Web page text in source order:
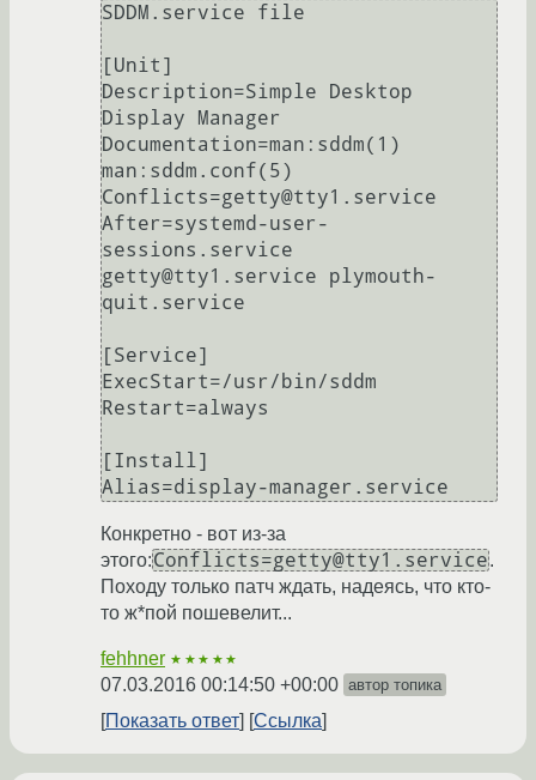
SDDM.service file
[Unit]
Description=Simple Desktop
Display Manager
Documentation=man:sddm(1)
man:sddm.conf(5)
Conflicts=getty@tty1.service
After=systemd-user-
sessions.service
getty@tty1.service plymouth-
quit.service
[Service]
ExecStart=/usr/bin/sddm
Restart=always
[Install]
Конкретно - вот из-за
этого:Conflicts=getty@tty1.service.
Походу только патч ждать, надеясь, что кто-
то ж*пой пошевелит...
fehhner ★★★★★
07.03.2016 00:14:50 +00:00 автор топика
Показать ответ Ссылка